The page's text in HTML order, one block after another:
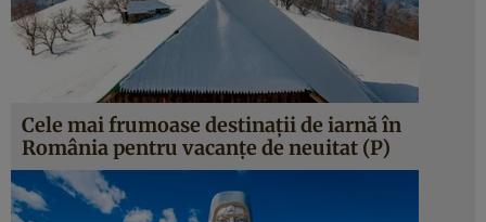
Cele mai frumoase destinații de iarnă în
România pentru vacanțe de neuitat (P)